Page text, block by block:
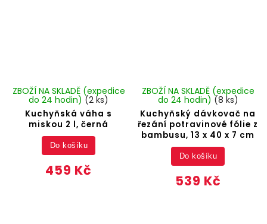
Kuchyňská váha s
miskou 2 l, černá
ZBOŽÍ NA SKLADĚ (expedice
do 24 hodin) (2 ks)
459 Kč
Do košíku
Kuchyňský dávkovač na
řezání potravinové fólie z
bambusu, 13 x 40 x 7 cm
ZBOŽÍ NA SKLADĚ (expedice
do 24 hodin) (8 ks)
539 Kč
Do košíku